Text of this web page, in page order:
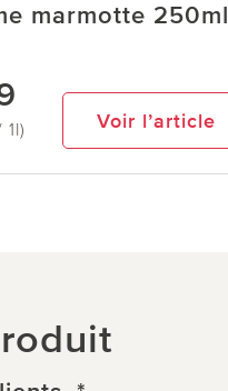
marmotte 250ml
Voir l’article